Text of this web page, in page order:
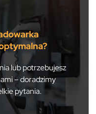
lub potrzebujesz
– doradzimy
pytania.